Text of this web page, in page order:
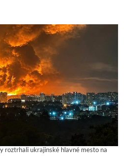
roztrhali ukrajinské hlavné mesto na